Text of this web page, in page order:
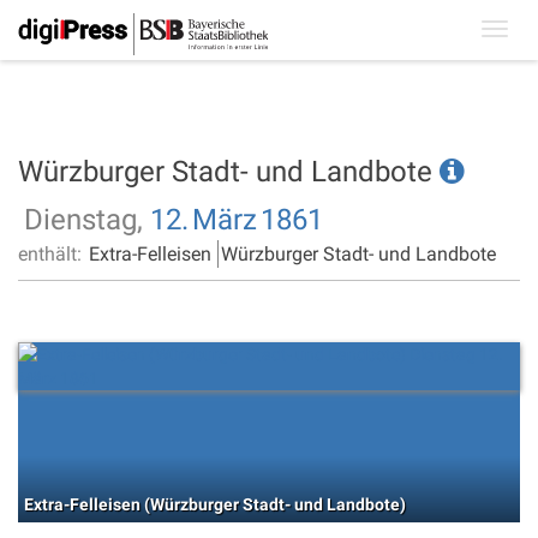
Würzburger Stadt- und Landbote
Dienstag, 12. März 1861
enthält: Extra-Felleisen Würzburger Stadt- und Landbote
Extra-Felleisen (Würzburger Stadt- und Landbote)